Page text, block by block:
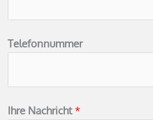
Telefonnummer
Ihre Nachricht*